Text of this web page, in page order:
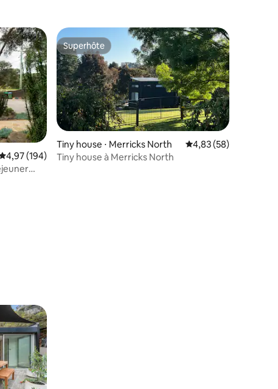
: 4,8 sur 5
moyenne sur la base de 194 commentaires : 4,97 sur 5
4,97 (194)
Superhôte
Superhôte
Tiny house ⋅ Merricks North Évaluation moyenne
4,83 (58)
Tiny house à Merricks North